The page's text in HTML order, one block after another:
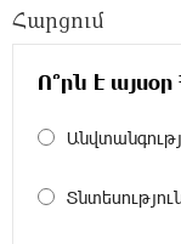
ժողովրդի հետ
Հարցում
Ո՞րն է